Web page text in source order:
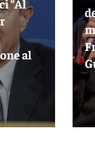
“Al
al